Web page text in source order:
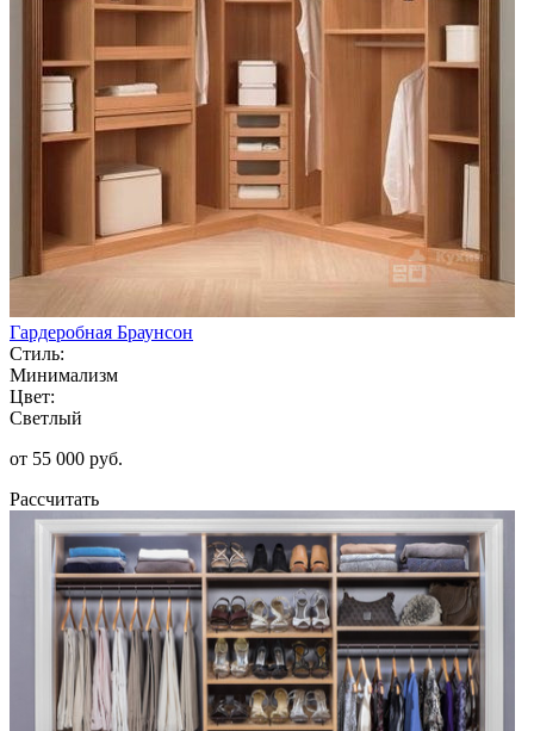
Гардеробная Браунсон
Стиль:
Минимализм
Цвет:
Светлый
от 55 000 руб.
Рассчитать